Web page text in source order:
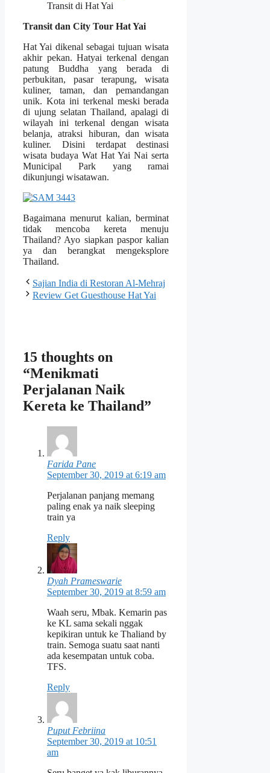
Transit di Hat Yai
Transit dan City Tour Hat Yai
Hat Yai dikenal sebagai tujuan wisata
akhir pekan. Hatyai terkenal dengan
patung Buddha yang berada di
perbukitan, pasar terapung, wisata
kuliner, taman, dan pemandangan
unik. Kota ini terkenal meski berada
di ujung selatan Thailand, apalagi di
wilayah ini terkenal dengan wisata
belanja, atraksi hiburan, dan wisata
kuliner. Disini terdapat destinasi
wisata budaya Wat Hat Yai Nai serta
Municipal Park yang ramai
dikunjungi wisatawan.
Bagaimana menurut kalian, berminat
tidak mencoba kereta menuju
Thailand? Ayo siapkan paspor kalian
ya dan berangkat mengeksplore
Thailand.
Sajian India di Restoran Al-Mehraj
Review Get Guesthouse Hat Yai
15 thoughts on
“Menikmati
Perjalanan Naik
Kereta ke Thailand”
Farida Pane
September 30, 2019 at 6:19 am
Perjalanan panjang memang
paling enak ya naik sleeping
train ya
Reply
Dyah Prameswarie
September 30, 2019 at 8:59 am
Waah seru, Mbak. Kemarin pas
ke KL sama sekali nggak
kepikiran untuk ke Thaliand by
train. Semoga suatu saat nanti
ada kesempatan untuk coba.
TFS.
Reply
Puput Febriina
September 30, 2019 at 10:51
am